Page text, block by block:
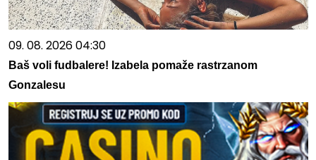
09. 08. 2026 04:30
Baš voli fudbalere! Izabela pomaže rastrzanom
Gonzalesu